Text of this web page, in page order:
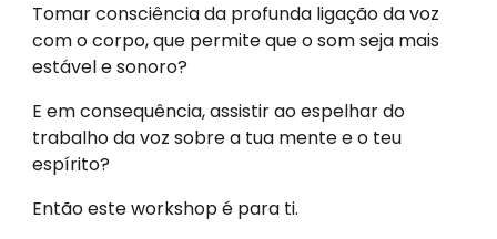
Tomar consciência da profunda ligação da voz
com o corpo, que permite que o som seja mais
estável e sonoro?
E em consequência, assistir ao espelhar do
trabalho da voz sobre a tua mente e o teu
espírito?
Então este workshop é para ti.